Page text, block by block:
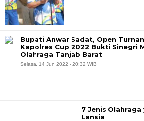
Bupati Anwar Sadat, Open
Kapolres Cup 2022 Bukti Sinegri
Olahraga Tanjab Barat
Selasa, 14 Jun 2022 - 20:32 WIB
7 Jenis
Lansia